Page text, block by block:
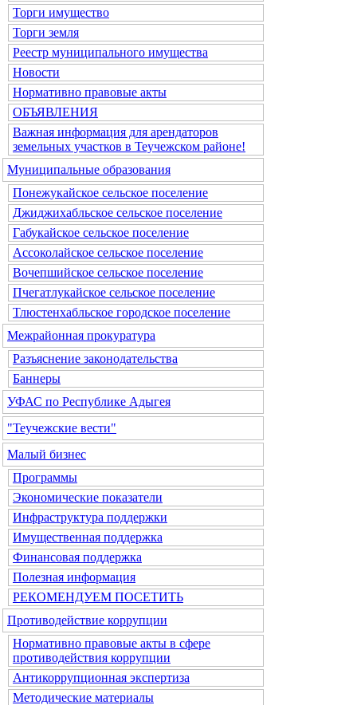
Торги имущество
Торги земля
Реестр муниципального имущества
Новости
Нормативно правовые акты
ОБЪЯВЛЕНИЯ
Важная информация для арендаторов
земельных участков в Теучежском районе!
Муниципальные образования
Понежукайское сельское поселение
Джиджихабльское сельское поселение
Габукайское сельское поселение
Ассоколайское сельское поселение
Вочепшийское сельское поселение
Пчегатлукайское сельское поселение
Тлюстенхабльское городское поселение
Межрайонная прокуратура
Разъяснение законодательства
Баннеры
УФАС по Республике Адыгея
"Теучежские вести"
Малый бизнес
Программы
Экономические показатели
Инфраструктура поддержки
Имущественная поддержка
Финансовая поддержка
Полезная информация
РЕКОМЕНДУЕМ ПОСЕТИТЬ
Противодействие коррупции
Нормативно правовые акты в сфере
противодействия коррупции
Антикоррупционная экспертиза
Методические материалы